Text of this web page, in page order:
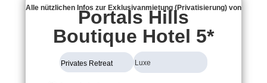
Alle nützlichen Infos zur Exklusivanmietung (Privatisierung) von
Portals Hills
Boutique Hotel 5*
Privates Retreat Luxe